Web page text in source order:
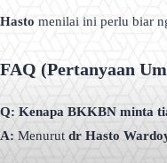
Hasto menilai ini perlu biar
FAQ (Pertanyaan
Q: Kenapa BKKBN minta
A: Menurut dr Hasto